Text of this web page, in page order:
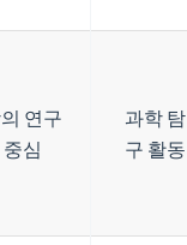
연구
중심
과학 탐
구 활동